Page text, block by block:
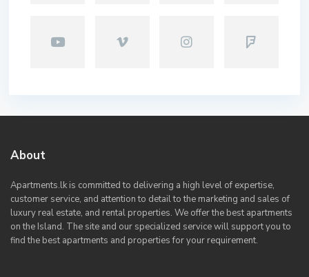
About
Apartments.lk is committed to delivering a high level of expertise,
customer service, and attention to detail to the marketing and sales of
luxury real estate, and rental properties. We offer the best apartments
on the Island. The site and our specialized service will support you to
find the best apartments and properties for your requirement.